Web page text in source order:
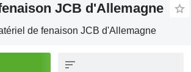
JCB d'Allemagne
de fenaison JCB d'Allemagne